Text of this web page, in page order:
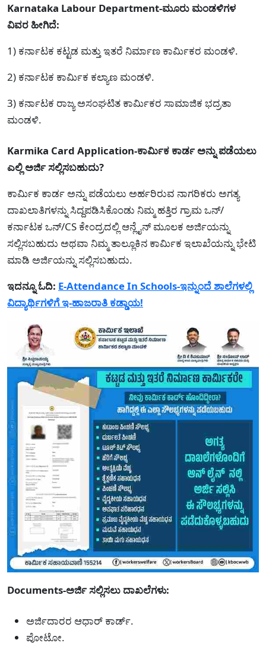
Karnataka Labour Department-ಮೂರು ಮಂಡಳಿಗಳ
ವಿವರ ಹೀಗಿದೆ:
1) ಕರ್ನಾಟಕ ಕಟ್ಟಡ ಮತ್ತು ಇತರೆ ನಿರ್ಮಾಣ ಕಾರ್ಮಿಕರ ಮಂಡಳಿ.
2) ಕರ್ನಾಟಕ ಕಾರ್ಮಿಕ ಕಲ್ಯಾಣ ಮಂಡಳಿ.
3) ಕರ್ನಾಟಕ ರಾಜ್ಯ ಅಸಂಘಟಿತ ಕಾರ್ಮಿಕರ ಸಾಮಾಜಿಕ ಭದ್ರತಾ
ಮಂಡಳಿ.
Karmika Card Application-ಕಾರ್ಮಿಕ ಕಾರ್ಡ ಅನ್ನು ಪಡೆಯಲು
ಎಲ್ಲಿ ಅರ್ಜಿ ಸಲ್ಲಿಸಬಹುದು?
ಕಾರ್ಮಿಕ ಕಾರ್ಡ ಅನ್ನು ಪಡೆಯಲು ಅರ್ಹರಿರುವ ನಾಗರಿಕರು ಅಗತ್ಯ
ದಾಖಲಾತಿಗಳನ್ನು ಸಿದ್ದಪಡಿಸಿಕೊಂಡು ನಿಮ್ಮ ಹತ್ತಿರ ಗ್ರಾಮ ಒನ್/
ಕರ್ನಾಟಕ ಒನ್/CS ಕೇಂದ್ರದಲ್ಲಿ ಆನ್ಲೈನ್ ಮೂಲಕ ಅರ್ಜಿಯನ್ನು
ಸಲ್ಲಿಸಬಹುದು ಅಥವಾ ನಿಮ್ಮ ತಾಲ್ಲೂಕಿನ ಕಾರ್ಮಿಕ ಇಲಾಖೆಯನ್ನು ಭೇಟಿ
ಮಾಡಿ ಅರ್ಜಿಯನ್ನು ಸಲ್ಲಿಸಬಹುದು.
ಇದನ್ನೂ ಓದಿ: E-Attendance In Schools-ಇನ್ನುಂದೆ ಶಾಲೆಗಳಲ್ಲಿ
ವಿದ್ಯಾರ್ಥಿಗಳಿಗೆ ಇ-ಹಾಜರಾತಿ ಕಡ್ಡಾಯ!
Documents-ಅರ್ಜಿ ಸಲ್ಲಿಸಲು ದಾಖಲೆಗಳು:
ಅರ್ಜಿದಾರರ ಆಧಾರ್ ಕಾರ್ಡ್.
ಪೋಟೋ.